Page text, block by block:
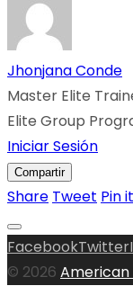
Jhonjana Conde
Master Elite
Elite Group
Iniciar Sesión
Compartir
Share Tweet Pin it
FacebookTwitter
© 2026